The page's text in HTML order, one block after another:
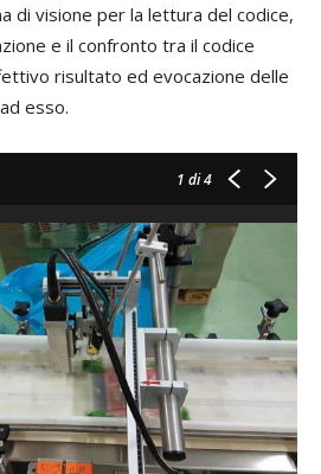
di visione per la lettura del codice,
e il confronto tra il codice
risultato ed evocazione delle
esso.
1 di 4